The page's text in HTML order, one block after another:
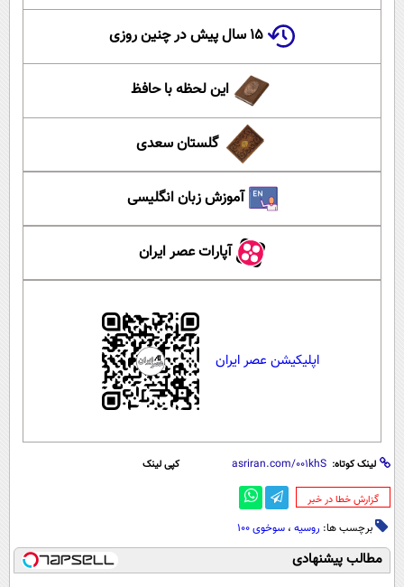
۱۵ سال پیش در چنین روزی
این لحظه با حافظ
گلستان سعدی
آموزش زبان انگلیسی
آپارات عصر ایران
اپلیکیشن عصر ایران
لینک کوتاه: کپی لینک
‌گزارش خطا در خبر
برچسب ها: روسیه ، سوخوی ۱۰۰
مطالب پیشنهادی